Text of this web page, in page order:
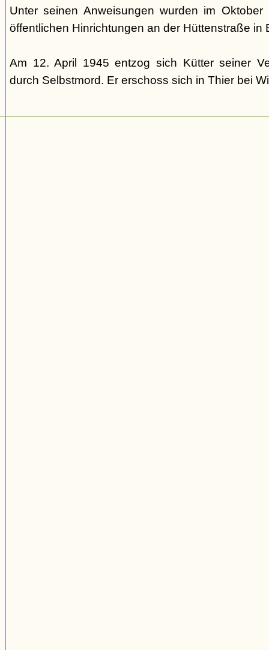
Unter seinen Anweisungen wurden im
öffentlichen Hinrichtungen an der Hüttenstraße in
Am 12. April 1945 entzog sich Kütter seiner
durch Selbstmord. Er erschoss sich in Thier bei